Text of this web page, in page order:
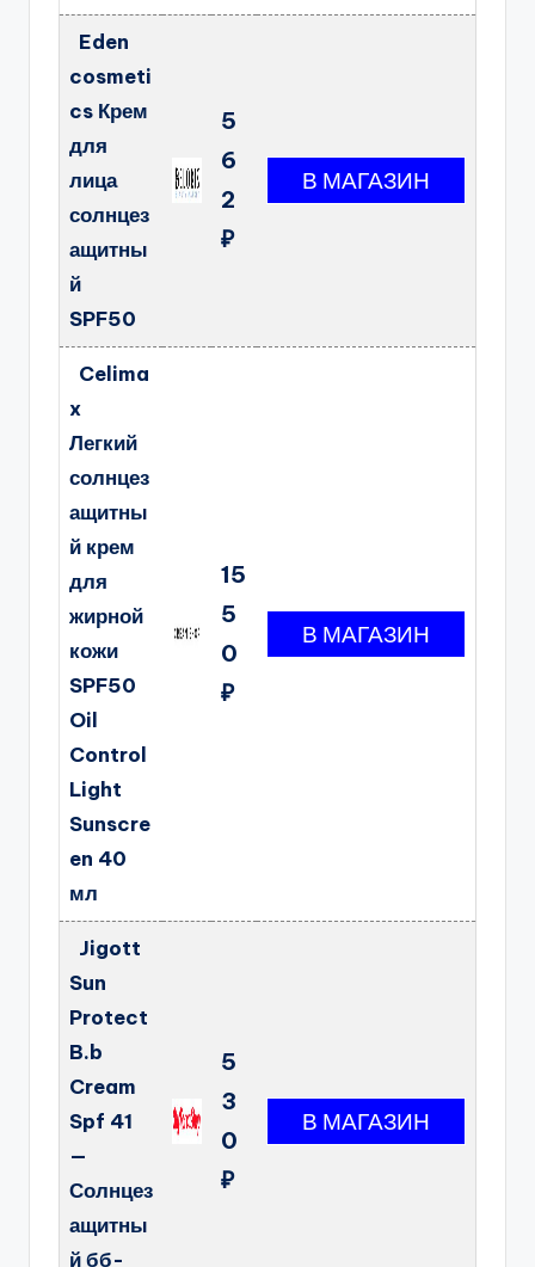
Eden
cosmeti
cs Крем
для
лица
солнцез
ащитны
й
SPF50
5
6
2
₽
Celima
x
Легкий
солнцез
ащитны
й крем
для
жирной
кожи
SPF50
Oil
Control
Light
Sunscre
en 40
мл
15
5
0
₽
Jigott
Sun
Protect
B.b
Cream
Spf 41
—
Солнцез
ащитны
й бб-
5
3
0
₽